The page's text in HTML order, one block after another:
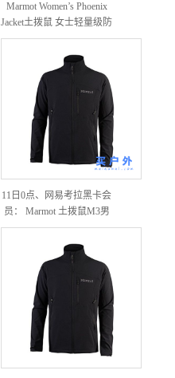
Marmot Women’s Phoenix
Jacket土拨鼠 女士轻量级防
风防雨夹克
11日0点、网易考拉黑卡会
员： Marmot 土拨鼠M3男
款软壳外套